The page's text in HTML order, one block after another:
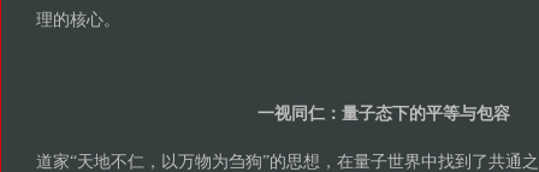
理的核心。
一视同仁：量子态下的平等与包容
道家“天地不仁，以万物为刍狗”的思想，在量子世界中找到了共通